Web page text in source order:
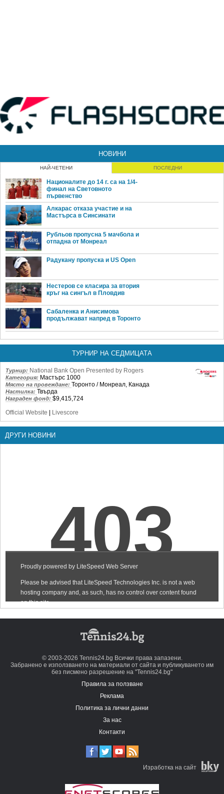
НОВИНИ
НАЙ-ЧЕТЕНИ ПОСЛЕДНИ
Националите до 14 г. са на 1/4-
финал на Световното
първенство
Алкарас отказа участие и на
Мастърса в Синсинати
Рубльов пропусна 5 мачбола и
отпадна от Монреал
Радукану пропуска и US Open
Нестеров се класира за втория
кръг на сингъл в Пловдив
Сабаленка и Анисимова
продължават напред в Торонто
ТУРНИР НА СЕДМИЦАТА
Турнир: National Bank Open Presented by Rogers
Категория: Мастърс 1000
Място на провеждане: Торонто / Монреал, Канада
Настилка: Твърда
Награден фонд: $9,415,724
Official Website | Livescore
ДРУГИ НОВИНИ
© 2003-2026 Tennis24.bg Всички права запазени.
Забранено е използването на материали от сайта и публикуването им
без писмено разрешение на "Tennis24.bg"
Правила за ползване
Реклама
Политика за лични данни
За нас
Контакти
Изработка на сайт